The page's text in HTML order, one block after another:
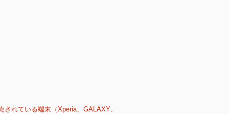
れている端末（Xperia、GALAXY、